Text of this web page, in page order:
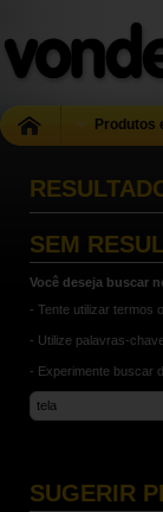
Produtos
SEM
Você deseja buscar
- Tente utilizar termos
- Utilize palavras-
- Experimente buscar
SUGERIR